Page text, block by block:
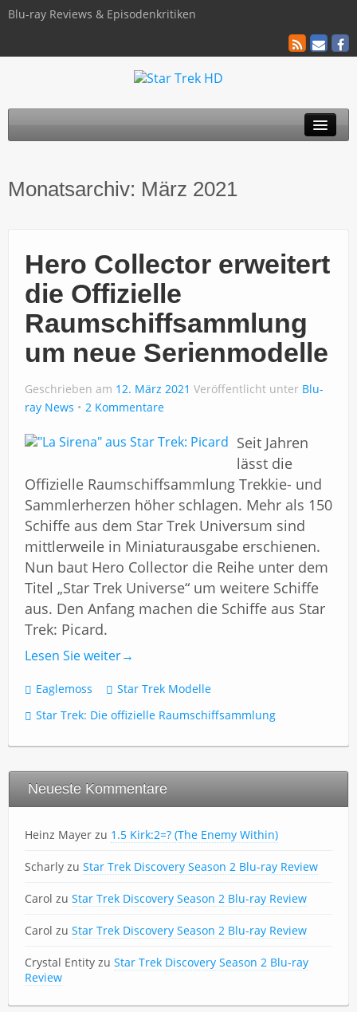
Blu-ray Reviews & Episodenkritiken
TNG
Kinofilme
Blu-ray / 4K
Über uns
Impressum
Monatsarchiv: März 2021
Hero Collector erweitert
die Offizielle
Raumschiffsammlung
um neue Serienmodelle
Geschrieben am 12. März 2021 Veröffentlicht unter Blu-
ray News
2 Kommentare
Seit Jahren
lässt die
Offizielle Raumschiffsammlung Trekkie- und
Sammlerherzen höher schlagen. Mehr als 150
Schiffe aus dem Star Trek Universum sind
mittlerweile in Miniaturausgabe erschienen.
Nun baut Hero Collector die Reihe unter dem
Titel „Star Trek Universe“ um weitere Schiffe
aus. Den Anfang machen die Schiffe aus Star
Trek: Picard.
Lesen Sie weiter→
Eaglemoss
Star Trek Modelle
Star Trek: Die offizielle Raumschiffsammlung
Neueste Kommentare
Heinz Mayer zu 1.5 Kirk:2=? (The Enemy Within)
Scharly zu Star Trek Discovery Season 2 Blu-ray Review
Carol zu Star Trek Discovery Season 2 Blu-ray Review
Carol zu Star Trek Discovery Season 2 Blu-ray Review
Crystal Entity zu Star Trek Discovery Season 2 Blu-ray
Review